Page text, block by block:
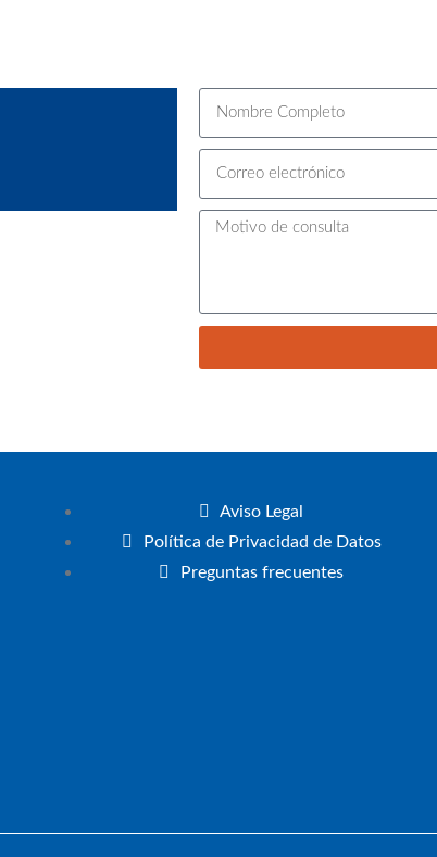
Aviso Legal
Política de Privacidad de Datos
Preguntas frecuentes